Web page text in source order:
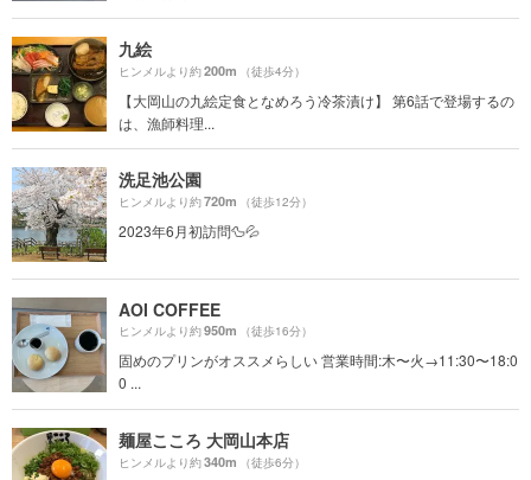
九絵
ヒンメルより約200m （徒歩4分）
【大岡山の九絵定食となめろう冷茶漬け】 第6話で登場するの
は、漁師料理...
洗足池公園
ヒンメルより約720m （徒歩12分）
2023年6月初訪問🦆💦
AOI COFFEE
ヒンメルより約950m （徒歩16分）
固めのプリンがオススメらしい 営業時間:木〜火→11:30〜18:0
0 ...
麺屋こころ 大岡山本店
ヒンメルより約340m （徒歩6分）